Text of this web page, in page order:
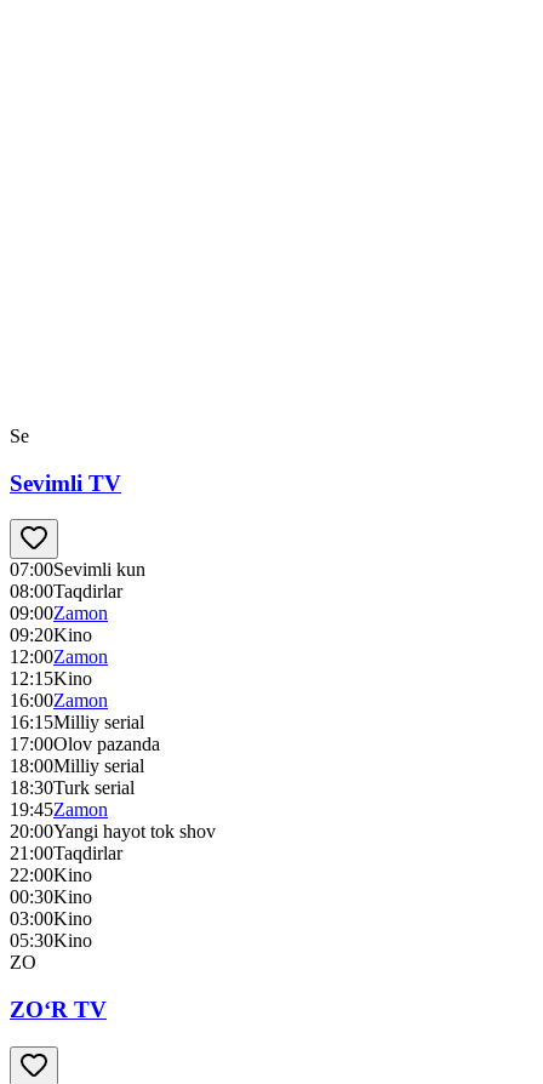
Se
Sevimli TV
07:00Sevimli kun
08:00Taqdirlar
09:00Zamon
09:20Kino
12:00Zamon
12:15Kino
16:00Zamon
16:15Milliy serial
17:00Olov pazanda
18:00Milliy serial
18:30Turk serial
19:45Zamon
20:00Yangi hayot tok shov
21:00Taqdirlar
22:00Kino
00:30Kino
03:00Kino
05:30Kino
ZO
ZO‘R TV